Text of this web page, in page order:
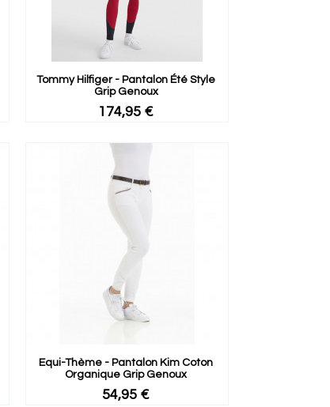
Tommy Hilfiger - Pantalon Été Style
Grip Genoux
174,95 €
Equi-Thème - Pantalon Kim Coton
Organique Grip Genoux
54,95 €